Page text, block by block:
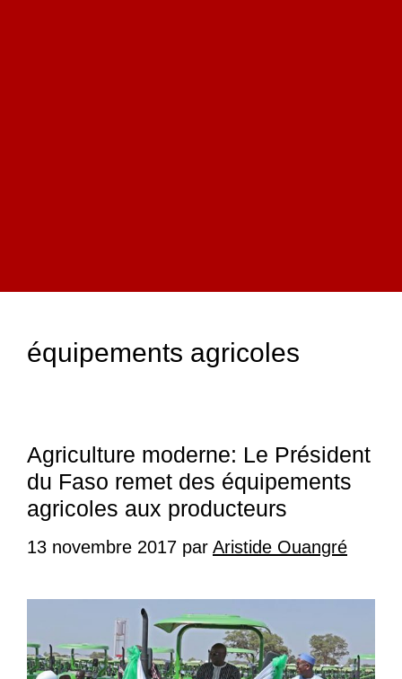
équipements agricoles
Agriculture moderne: Le Président
du Faso remet des équipements
agricoles aux producteurs
13 novembre 2017 par Aristide Ouangré